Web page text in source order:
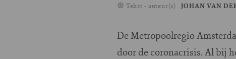
Tekst - auteur(s) JOHAN VAN
De Metropoolregio
door de coronacrisis. Al bij